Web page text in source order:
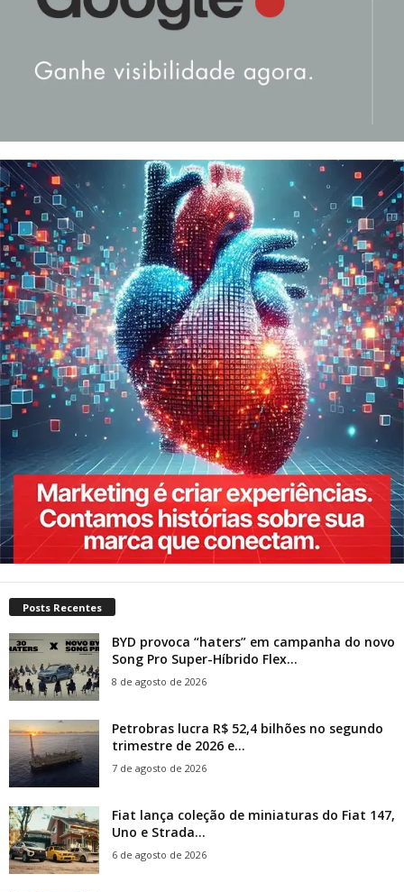
Posts Recentes
BYD provoca “haters” em campanha do novo
Song Pro Super-Híbrido Flex...
8 de agosto de 2026
Petrobras lucra R$ 52,4 bilhões no segundo
trimestre de 2026 e...
7 de agosto de 2026
Fiat lança coleção de miniaturas do Fiat 147,
Uno e Strada...
6 de agosto de 2026